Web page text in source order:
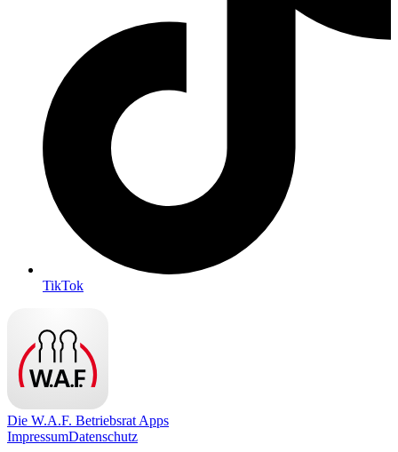
TikTok
Die W.A.F. Betriebsrat Apps
ImpressumDatenschutz